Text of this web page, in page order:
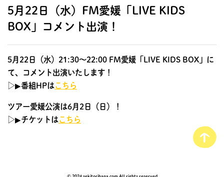
5月22日（水）FM愛媛「LIVE KIDS
BOX」コメント出演！
5月22日（水）21:30〜22:00 FM愛媛「LIVE KIDS BOX」に
て、コメント出演いたします！
▷▶︎番組HPはこちら
ツアー愛媛公演は6月2日（日）！
▷▶︎チケットはこちら